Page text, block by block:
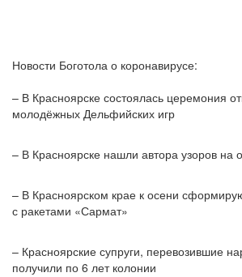
Новости Боготола о коронавирусе:
– В Красноярске состоялась церемония
молодёжных Дельфийских игр
– В Красноярске нашли автора узоров на
– В Красноярском крае к осени
с ракетами «Сармат»
– Красноярские супруги, перевозившие
получили по 6 лет колонии